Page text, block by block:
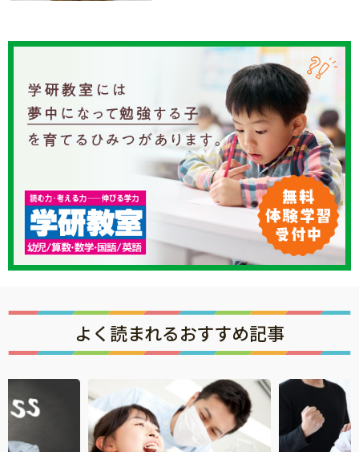
健康
「こそだてまっぷ」とは
サイトのご利⽤にあたって
よく読まれるおすすめ記事